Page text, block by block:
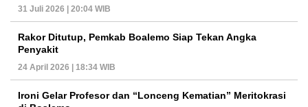
31 Juli 2026 | 20:04 WIB
Rakor Ditutup, Pemkab Boalemo Siap Tekan Angka
Penyakit
24 April 2026 | 18:34 WIB
Ironi Gelar Profesor dan “Lonceng Kematian” Meritokrasi